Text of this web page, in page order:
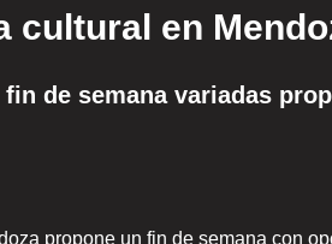
cultural en
fin de semana variadas
propone un fin de semana con